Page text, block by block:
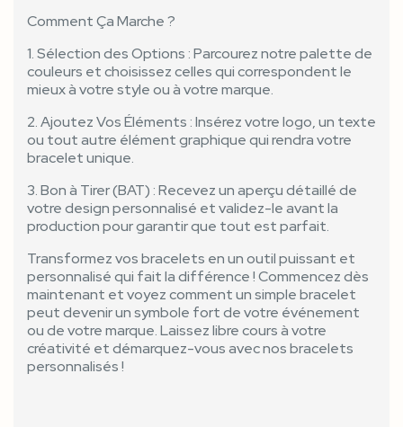
Comment Ça Marche ?
1. Sélection des Options : Parcourez notre palette de
couleurs et choisissez celles qui correspondent le
mieux à votre style ou à votre marque.
2. Ajoutez Vos Éléments : Insérez votre logo, un texte
ou tout autre élément graphique qui rendra votre
bracelet unique.
3. Bon à Tirer (BAT) : Recevez un aperçu détaillé de
votre design personnalisé et validez-le avant la
production pour garantir que tout est parfait.
Transformez vos bracelets en un outil puissant et
personnalisé qui fait la différence ! Commencez dès
maintenant et voyez comment un simple bracelet
peut devenir un symbole fort de votre événement
ou de votre marque. Laissez libre cours à votre
créativité et démarquez-vous avec nos bracelets
personnalisés !